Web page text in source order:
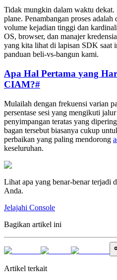
Tidak mungkin dalam waktu
plane. Penambangan proses
volume kejadian tinggi dan
OS, browser, dan manajer
yang kita lihat di lapisan SDK saat
panduan beli-vs-bangun kami.
Apa Hal Pertama yang
CIAM?#
Mulailah dengan frekuensi varian
persentase sesi yang mengikuti
penyimpangan teratas yang
bagan tersebut biasanya cukup
perbaikan yang paling mendorong
keseluruhan.
Lihat apa yang benar-benar terjadi
Anda.
Jelajahi Console
Bagikan artikel ini
Artikel terkait